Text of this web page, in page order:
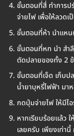
ขั้นตอนที่สี่ ทำการป
จ่ายไฟ เพื่อให้ลวดเ
ขั้นตอนที่ห้า นำแหน
ขั้นตอนที่หก นำ สำลี
ตัดปลายของทั้ง 2 ข้
ขั้นตอนที่เจ็ด เก็บป
น้ำยาบุหรี่ไฟฟ้า มา
กดปุ่มจ่ายไฟ ให้มีไ
หากเรียบร้อยแล้ว
เลยครับ เพียงเท่า